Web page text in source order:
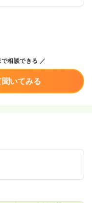
相談できる
いてみる